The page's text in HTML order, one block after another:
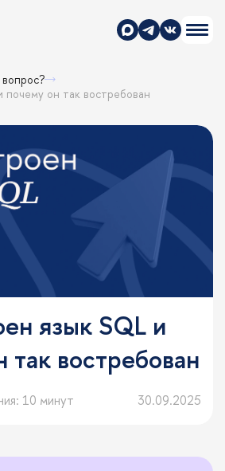
почему он так востребован
язык SQL и
так востребован
10 минут 30.09.2025